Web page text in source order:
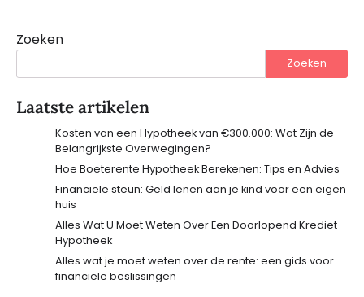
Zoeken
Zoeken
Laatste artikelen
Kosten van een Hypotheek van €300.000: Wat Zijn de
Belangrijkste Overwegingen?
Hoe Boeterente Hypotheek Berekenen: Tips en Advies
Financiële steun: Geld lenen aan je kind voor een eigen
huis
Alles Wat U Moet Weten Over Een Doorlopend Krediet
Hypotheek
Alles wat je moet weten over de rente: een gids voor
financiële beslissingen